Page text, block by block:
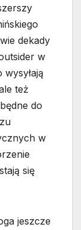
dekady
w
też
do
w
się
jeszcze